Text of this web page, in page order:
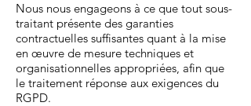
Nous nous engageons à ce que tout sous-
traitant présente des garanties
contractuelles suffisantes quant à la mise
en œuvre de mesure techniques et
organisationnelles appropriées, afin que
le traitement réponse aux exigences du
RGPD.